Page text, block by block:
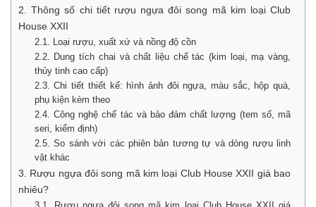
2. Thông số chi tiết rượu ngựa đôi song mã kim loại Club
House XXII
2.1. Loại rượu, xuất xứ và nồng độ cồn
2.2. Dung tích chai và chất liệu chế tác (kim loại, mạ vàng,
thủy tinh cao cấp)
2.3. Chi tiết thiết kế: hình ảnh đôi ngựa, màu sắc, hộp quà,
phụ kiện kèm theo
2.4. Công nghệ chế tác và bảo đảm chất lượng (tem số, mã
seri, kiểm định)
2.5. So sánh với các phiên bản tương tự và dòng rượu linh
vật khác
3. Rượu ngựa đôi song mã kim loại Club House XXII giá bao
nhiêu?